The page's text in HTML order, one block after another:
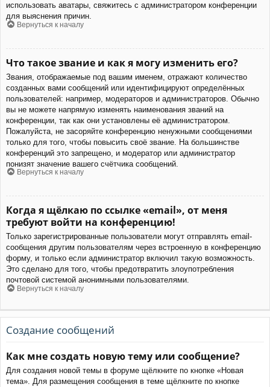
использовать аватары, свяжитесь с администратором конференции
для выяснения причин.
Вернуться к началу
Что такое звание и как я могу изменить его?
Звания, отображаемые под вашим именем, отражают количество
созданных вами сообщений или идентифицируют определённых
пользователей: например, модераторов и администраторов. Обычно
вы не можете напрямую изменять наименования званий на
конференции, так как они установлены её администратором.
Пожалуйста, не засоряйте конференцию ненужными сообщениями
только для того, чтобы повысить своё звание. На большинстве
конференций это запрещено, и модератор или администратор
понизят значение вашего счётчика сообщений.
Вернуться к началу
Когда я щёлкаю по ссылке «email», от меня
требуют войти на конференцию!
Только зарегистрированные пользователи могут отправлять email-
сообщения другим пользователям через встроенную в конференцию
форму, и только если администратор включил такую возможность.
Это сделано для того, чтобы предотвратить злоупотребления
почтовой системой анонимными пользователями.
Вернуться к началу
Создание сообщений
Как мне создать новую тему или сообщение?
Для создания новой темы в форуме щёлкните по кнопке «Новая
тема». Для размещения сообщения в теме щёлкните по кнопке